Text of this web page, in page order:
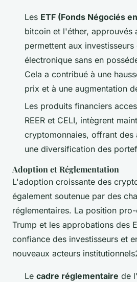
Les ETF (Fonds Négociés
bitcoin et l'éther, approuvés
permettent aux
électronique sans en
Cela a contribué à une
prix et à une augmentation
Les produits financiers
REER et CELI, intègrent
cryptomonnaies, offrant des
une diversification des
Adoption et Réglementation
L'adoption croissante des
également soutenue par des
réglementaires. La position
Trump et les approbations des
confiance des investisseurs et
nouveaux acteurs
Le cadre réglementaire de